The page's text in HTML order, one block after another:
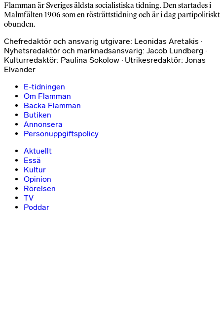
Flamman är Sveriges äldsta socialistiska tidning. Den startades i
Malmfälten 1906 som en rösträttstidning och är i dag partipolitiskt
obunden.
Chefredaktör och ansvarig utgivare: Leonidas Aretakis ·
Nyhetsredaktör och marknadsansvarig: Jacob Lundberg ·
Kulturredaktör: Paulina Sokolow · Utrikesredaktör: Jonas
Elvander
E-tidningen
Om Flamman
Backa Flamman
Butiken
Annonsera
Personuppgiftspolicy
Aktuellt
Essä
Kultur
Opinion
Rörelsen
TV
Poddar